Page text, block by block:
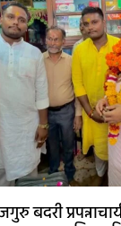
बदरी